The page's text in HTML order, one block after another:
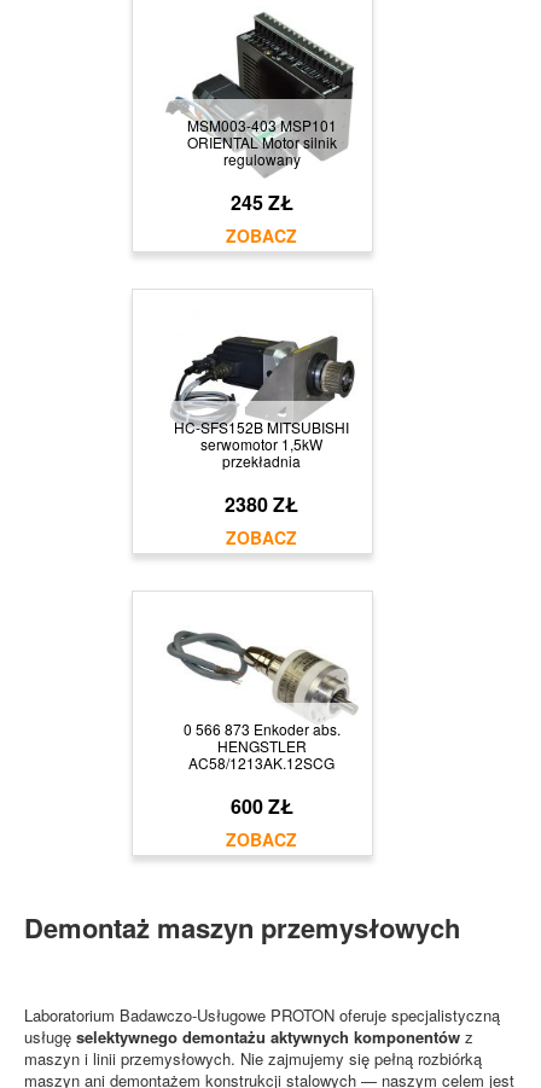
MSM003-403 MSP101
ORIENTAL Motor silnik
regulowany
245 ZŁ
HC-SFS152B MITSUBISHI
serwomotor 1,5kW
przekładnia
2380 ZŁ
0 566 873 Enkoder abs.
HENGSTLER
AC58/1213AK.12SCG
600 ZŁ
Demontaż maszyn przemysłowych
Laboratorium Badawczo-Usługowe PROTON oferuje specjalistyczną
usługę selektywnego demontażu aktywnych komponentów z
maszyn i linii przemysłowych. Nie zajmujemy się pełną rozbiórką
maszyn ani demontażem konstrukcji stalowych — naszym celem jest